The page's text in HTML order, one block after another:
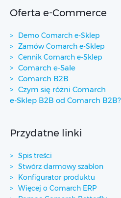
Oferta e-Commerce
Demo Comarch e-Sklep
Zamów Comarch e-Sklep
Cennik Comarch e-Sklep
Comarch e-Sale
Comarch B2B
Czym się różni Comarch
e-Sklep B2B od Comarch B2B?
Przydatne linki
Spis treści
Stwórz darmowy szablon
Konfigurator produktu
Więcej o Comarch ERP